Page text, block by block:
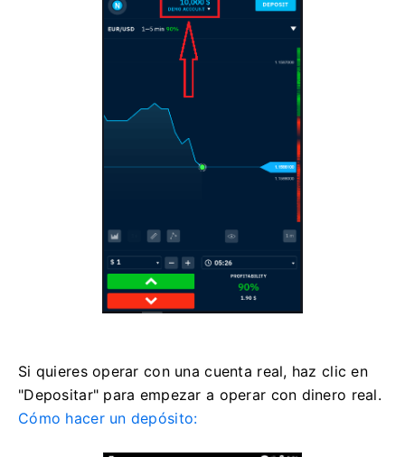
Si quieres operar con una cuenta real, haz clic en
"Depositar" para empezar a operar con dinero real.
Cómo hacer un depósito: